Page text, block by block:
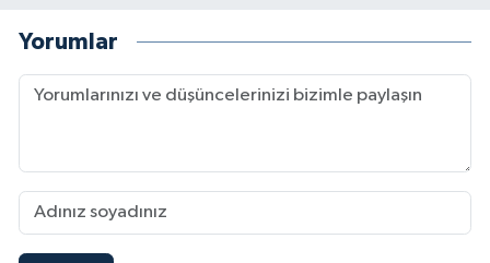
Yorumlar
Şırnak Müftülüğü
Tekirdağ Müftülüğü